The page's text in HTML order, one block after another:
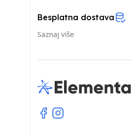
Besplatna dostava
Saznaj više